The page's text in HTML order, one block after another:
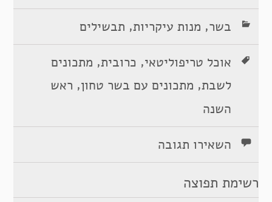
בשר, מנות עיקריות, תבשילים
אוכל טריפוליטאי, כרובית, מתכונים
לשבת, מתכונים עם בשר טחון, ראש
השנה
השאירו תגובה
רשימת תפוצה